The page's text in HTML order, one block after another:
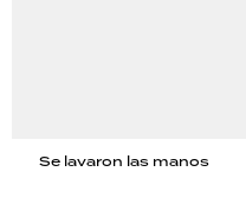
Se lavaron las manos